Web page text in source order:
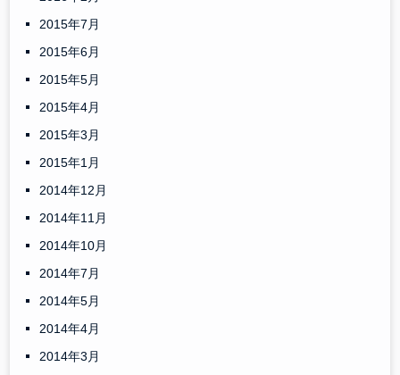
2015年7月
2015年6月
2015年5月
2015年4月
2015年3月
2015年1月
2014年12月
2014年11月
2014年10月
2014年7月
2014年5月
2014年4月
2014年3月